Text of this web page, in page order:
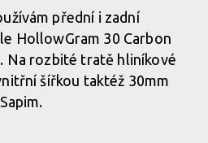
přední i zadní
HollowGram 30 Carbon
Na rozbité tratě hliníkové
šířkou taktéž 30mm